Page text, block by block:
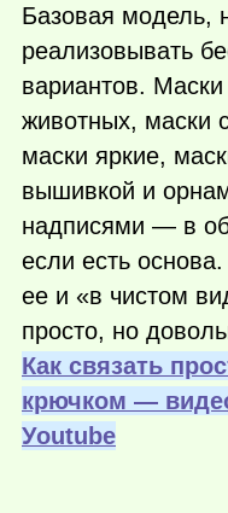
Базовая модель,
реализовывать
вариантов.
животных, маски
маски яркие,
вышивкой и
надписями — в
если есть
ее и «в чистом
просто, но
Как связать
крючком —
Уoutube